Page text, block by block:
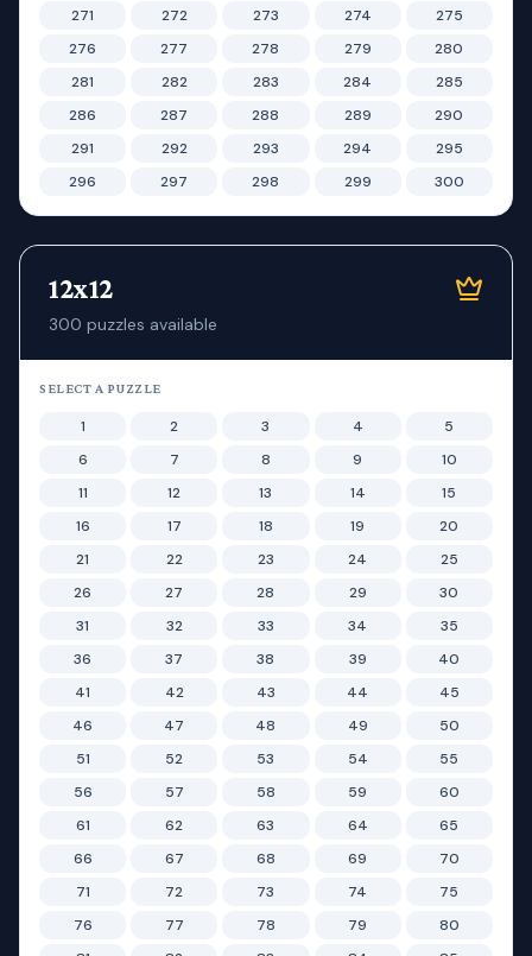
271
272 273 274
275
276
277 278 279
280
281
282 283 284
285
286
287 288 289
290
291
292 293 294
295
296
297 298 299 300
12x12
300 puzzles available
SELECT A PUZZLE
1 2 3 4
5
6
7 8 9
10
11
12 13 14
15
16
17 18 19
20
21
22 23 24
25
26
27 28 29
30
31
32 33 34
35
36
37 38 39
40
41
42 43 44
45
46
47 48 49
50
51
52 53 54
55
56
57 58 59
60
61
62 63 64
65
66
67 68 69
70
71
72 73 74
75
76
77 78 79
80